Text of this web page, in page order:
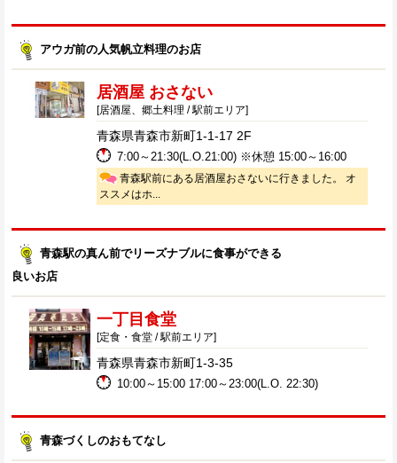
アウガ前の人気帆立料理のお店
居酒屋 おさない
[居酒屋、郷土料理 / 駅前エリア]
青森県青森市新町1-1-17 2F
7:00～21:30(L.O.21:00) ※休憩 15:00～16:00
青森駅前にある居酒屋おさないに行きました。 オ
ススメはホ...
青森駅の真ん前でリーズナブルに食事ができる
良いお店
一丁目食堂
[定食・食堂 / 駅前エリア]
青森県青森市新町1-3-35
10:00～15:00 17:00～23:00(L.O. 22:30)
青森づくしのおもてなし